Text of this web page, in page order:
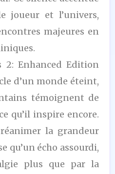
joueur et l’univers,
majeures en
2: Enhanced Edition
d’un monde éteint,
témoignent de
qu’il inspire encore.
la grandeur
qu’un écho assourdi,
plus que par la